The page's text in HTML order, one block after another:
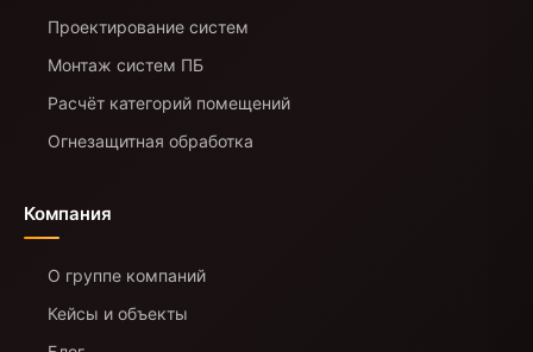
Проектирование систем
Монтаж систем ПБ
Расчёт категорий помещений
Огнезащитная обработка
Компания
О группе компаний
Кейсы и объекты